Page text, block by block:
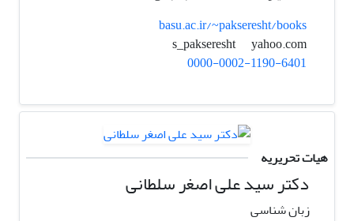
basu.ac.ir/~pakseresht/books
yahoo.com
0000-0002-1190-6401
هیات تحریریه
دکتر سید علی اصغر سلطانی
زبان شناسی